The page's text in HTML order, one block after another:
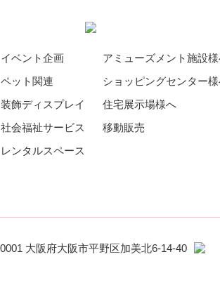
イベント企画
ペット関連
装飾ディスプレイ
社会福祉サービス
レンタルスペース
アミューズメント施設
ショッピングセンター
住宅展示場様へ
移動販売
大阪府大阪市平野区加美北6-14-40